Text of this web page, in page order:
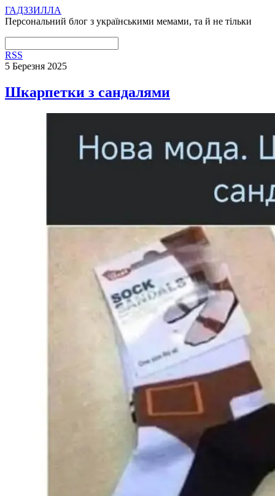
ГАДЗЗИЛЛА
Персональний блог з українськими мемами, та й не тільки
RSS
5 Березня 2025
Шкарпетки з сандалями